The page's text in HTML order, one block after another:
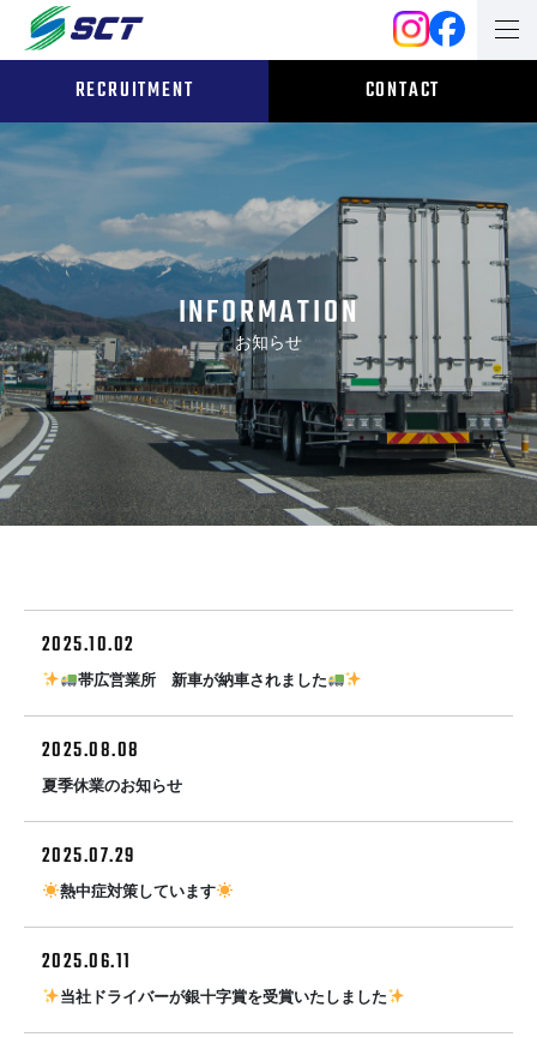
RECRUITMENT CONTACT
INFORMATION
お知らせ
2025.10.02
帯広営業所 新車が納車されました
2025.08.08
夏季休業のお知らせ
2025.07.29
熱中症対策しています
2025.06.11
当社ドライバーが銀十字賞を受賞いたしました